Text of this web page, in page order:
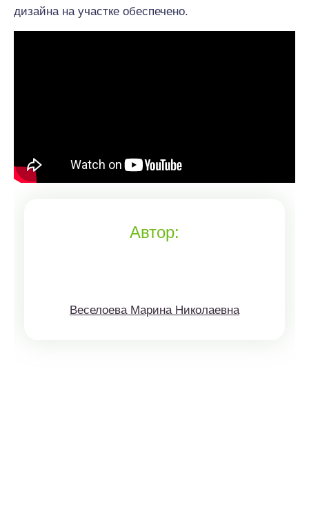
дизайна на участке обеспечено.
Автор:
Веселоева Марина Николаевна